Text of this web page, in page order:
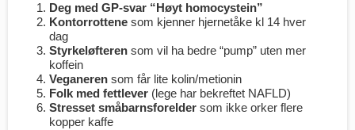
Deg med GP-svar “Høyt homocystein”
Kontorrottene som kjenner hjernetåke kl 14 hver
dag
Styrkeløfteren som vil ha bedre “pump” uten mer
koffein
Veganeren som får lite kolin/metionin
Folk med fettlever (lege har bekreftet NAFLD)
Stresset småbarnsforelder som ikke orker flere
kopper kaffe